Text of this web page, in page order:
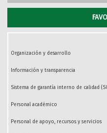
Organización y desarrollo
Información y transparencia
Sistema de garantía interno de calidad
Personal académico
Personal de apoyo, recursos y servicios